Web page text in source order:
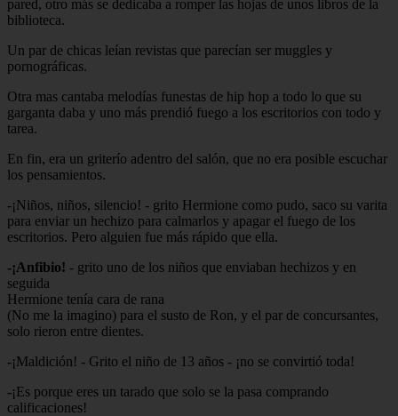
pared, otro más se dedicaba a romper las hojas de unos libros de la
biblioteca.
Un par de chicas leían revistas que parecían ser muggles y
pornográficas.
Otra mas cantaba melodías funestas de hip hop a todo lo que su
garganta daba y uno más prendió fuego a los escritorios con todo y
tarea.
En fin, era un griterío adentro del salón, que no era posible escuchar
los pensamientos.
-¡Niños, niños, silencio! - grito Hermione como pudo, saco su varita
para enviar un hechizo para calmarlos y apagar el fuego de los
escritorios. Pero alguien fue más rápido que ella.
-¡Anfibio! - grito uno de los niños que enviaban hechizos y en
seguida
Hermione tenía cara de rana
(No me la imagino) para el susto de Ron, y el par de concursantes,
solo rieron entre dientes.
-¡Maldición! - Grito el niño de 13 años - ¡no se convirtió toda!
-¡Es porque eres un tarado que solo se la pasa comprando
calificaciones!